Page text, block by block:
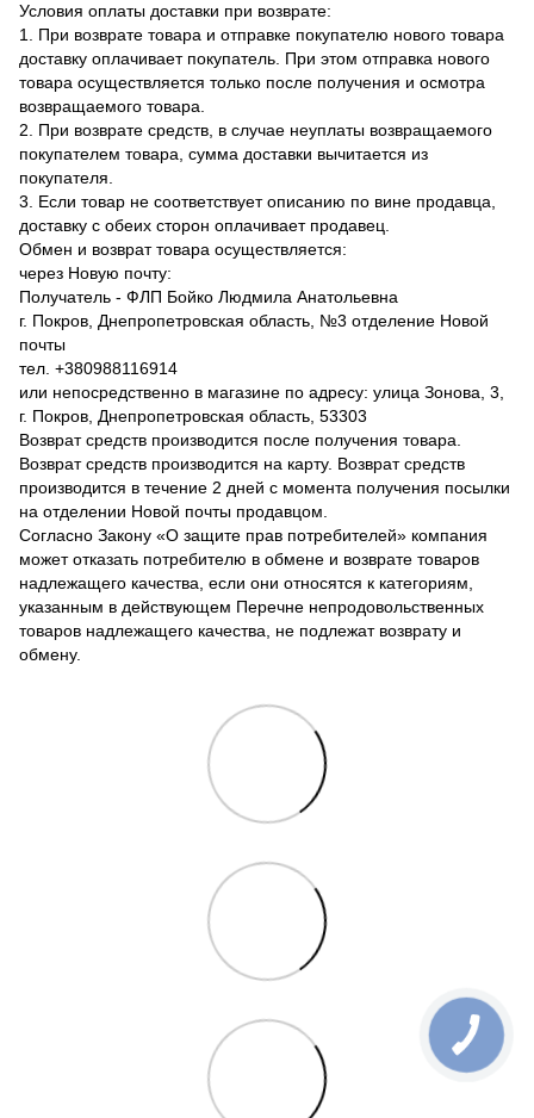
Условия оплаты доставки при возврате:
1. При возврате товара и отправке покупателю нового товара
доставку оплачивает покупатель. При этом отправка нового
товара осуществляется только после получения и осмотра
возвращаемого товара.
2. При возврате средств, в случае неуплаты возвращаемого
покупателем товара, сумма доставки вычитается из
покупателя.
3. Если товар не соответствует описанию по вине продавца,
доставку с обеих сторон оплачивает продавец.
Обмен и возврат товара осуществляется:
через Новую почту:
Получатель - ФЛП Бойко Людмила Анатольевна
г. Покров, Днепропетровская область, №3 отделение Новой
почты
тел. +380988116914
или непосредственно в магазине по адресу: улица Зонова, 3,
г. Покров, Днепропетровская область, 53303
Возврат средств производится после получения товара.
Возврат средств производится на карту. Возврат средств
производится в течение 2 дней с момента получения посылки
на отделении Новой почты продавцом.
Согласно Закону «О защите прав потребителей» компания
может отказать потребителю в обмене и возврате товаров
надлежащего качества, если они относятся к категориям,
указанным в действующем Перечне непродовольственных
товаров надлежащего качества, не подлежат возврату и
обмену.